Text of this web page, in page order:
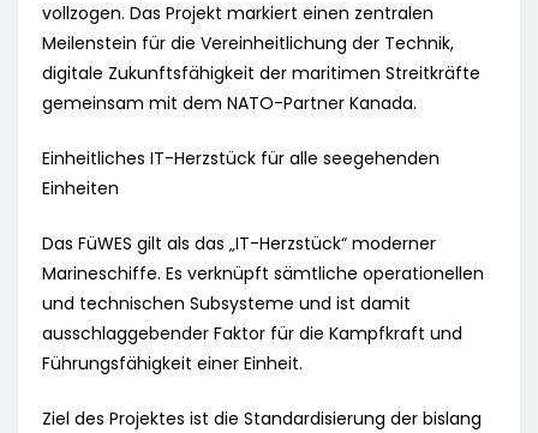
vollzogen. Das Projekt markiert einen zentralen
Meilenstein für die Vereinheitlichung der Technik,
digitale Zukunftsfähigkeit der maritimen Streitkräfte
gemeinsam mit dem NATO-Partner Kanada.
Einheitliches IT-Herzstück für alle seegehenden
Einheiten
Das FüWES gilt als das „IT-Herzstück“ moderner
Marineschiffe. Es verknüpft sämtliche operationellen
und technischen Subsysteme und ist damit
ausschlaggebender Faktor für die Kampfkraft und
Führungsfähigkeit einer Einheit.
Ziel des Projektes ist die Standardisierung der bislang